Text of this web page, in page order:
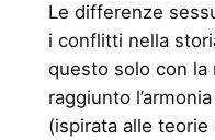
Le differenze
i conflitti nella
questo solo con la
raggiunto
(ispirata alle teorie